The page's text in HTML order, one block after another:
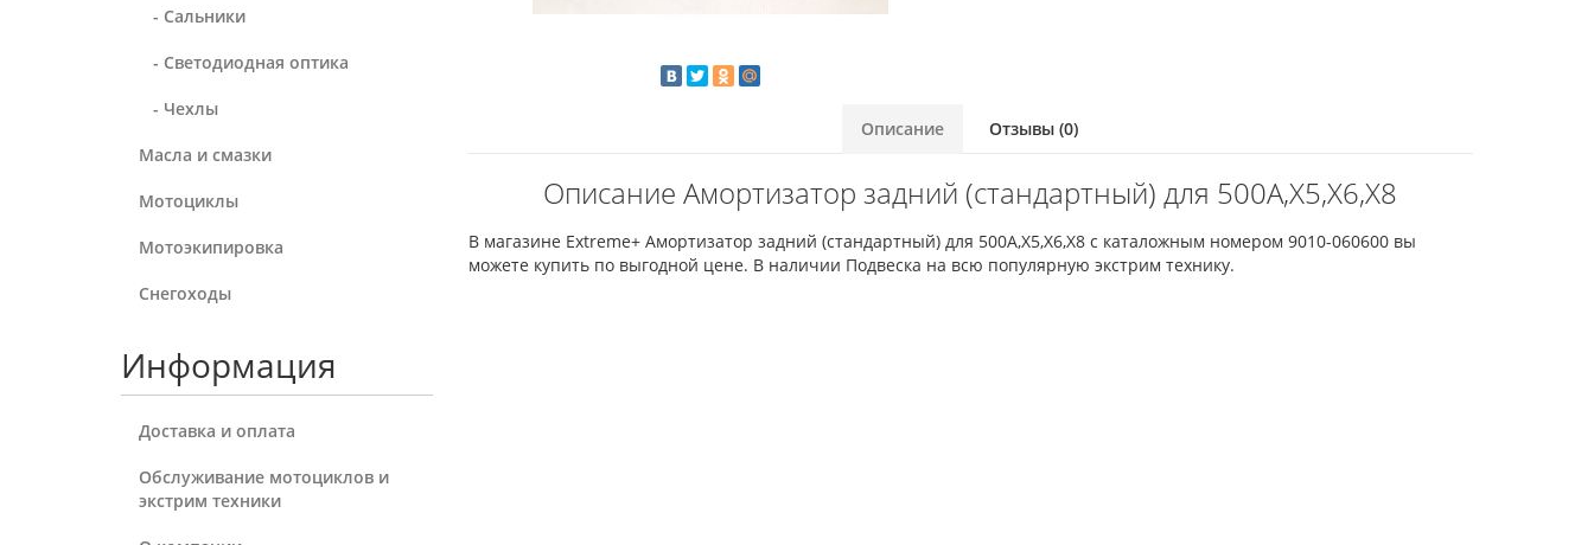
- Сальники
- Светодиодная оптика
- Чехлы
Масла и смазки
Мотоциклы
Мотоэкипировка
Снегоходы
Информация
Доставка и оплата
Обслуживание мотоциклов и
экстрим техники
Описание Отзывы (0)
Описание Амортизатор задний (стандартный) для 500A,X5,X6,X8
В магазине Extreme+ Амортизатор задний (стандартный) для 500A,X5,X6,X8 с каталожным номером 9010-060600 вы
можете купить по выгодной цене. В наличии Подвеска на всю популярную экстрим технику.